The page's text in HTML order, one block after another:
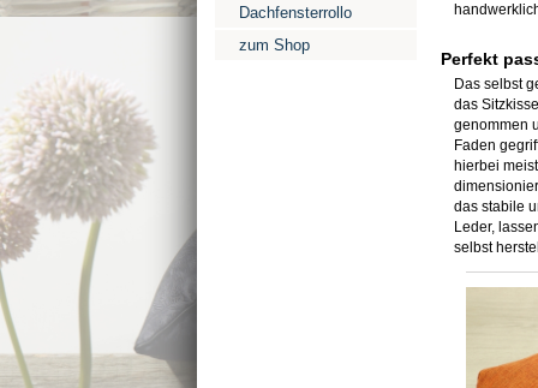
Dachfensterrollo
zum Shop
Perfekt
Das selbst
das
genommen
Faden
hierbei
das stabile
Leder,
selbst